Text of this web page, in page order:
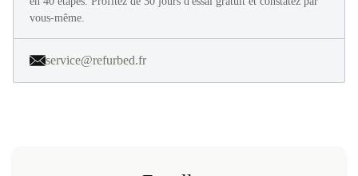
Tous les produits refurbed sont en excellent état et reconditionnés
vous-même.
service@refurbed.fr